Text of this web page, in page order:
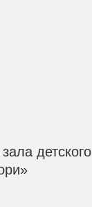
детского